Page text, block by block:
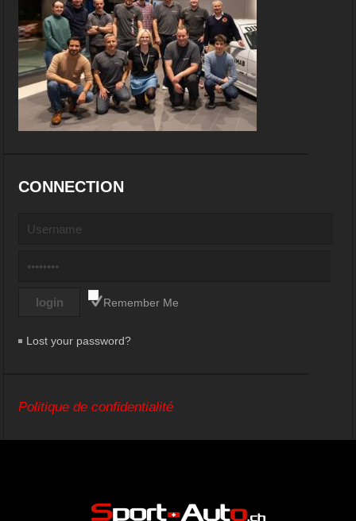
CONNECTION
Remember Me
Lost your password?
Politique de confidentialité